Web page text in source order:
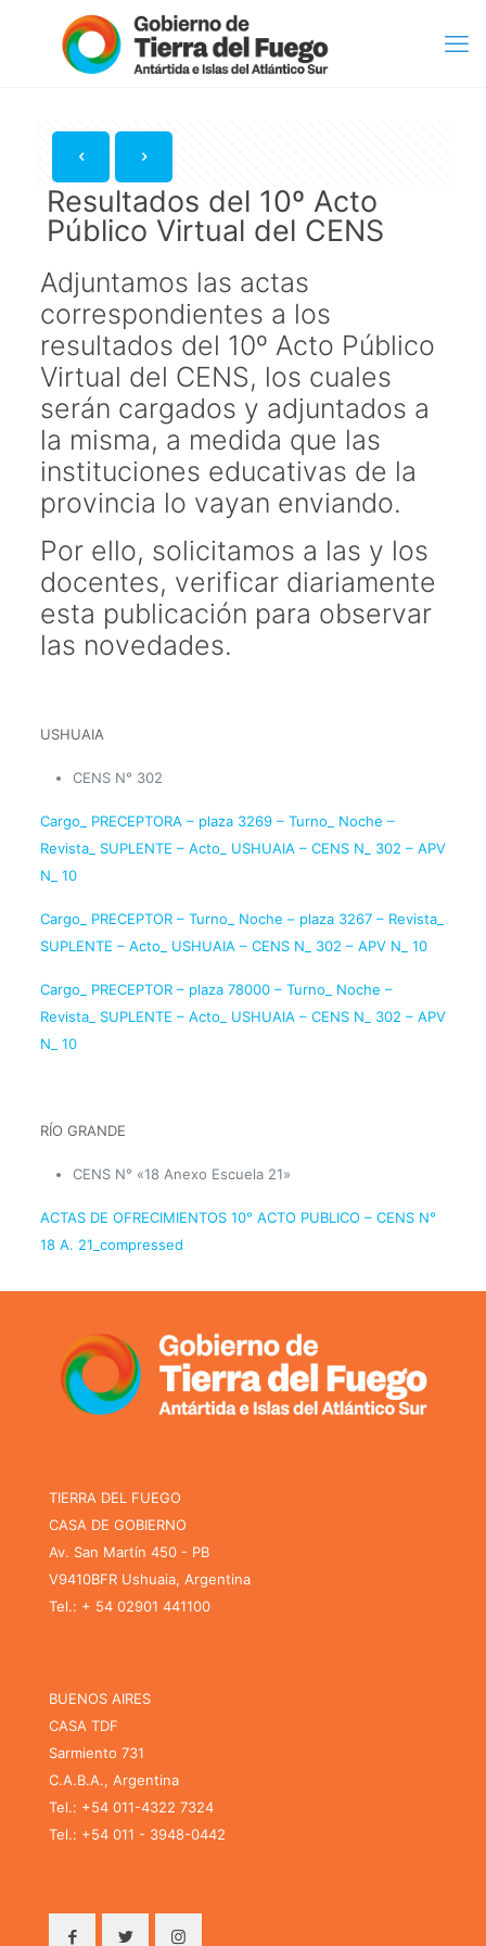
Resultados del 10º Acto
Público Virtual del CENS
Adjuntamos las actas
correspondientes a los
resultados del 10º Acto Público
Virtual del CENS, los cuales
serán cargados y adjuntados a
la misma, a medida que las
instituciones educativas de la
provincia lo vayan enviando.
Por ello, solicitamos a las y los
docentes, verificar diariamente
esta publicación para observar
las novedades.
USHUAIA
CENS N° 302
Cargo_ PRECEPTORA – plaza 3269 – Turno_ Noche –
Revista_ SUPLENTE – Acto_ USHUAIA – CENS N_ 302 – APV
N_ 10
Cargo_ PRECEPTOR – Turno_ Noche – plaza 3267 – Revista_
SUPLENTE – Acto_ USHUAIA – CENS N_ 302 – APV N_ 10
Cargo_ PRECEPTOR – plaza 78000 – Turno_ Noche –
Revista_ SUPLENTE – Acto_ USHUAIA – CENS N_ 302 – APV
N_ 10
RÍO GRANDE
CENS N° «18 Anexo Escuela 21»
ACTAS DE OFRECIMIENTOS 10° ACTO PUBLICO – CENS N°
18 A. 21_compressed
TIERRA DEL FUEGO
CASA DE GOBIERNO
Av. San Martín 450 - PB
V9410BFR Ushuaia, Argentina
Tel.: + 54 02901 441100
BUENOS AIRES
CASA TDF
Sarmiento 731
C.A.B.A., Argentina
Tel.: +54 011-4322 7324
Tel.: +54 011 - 3948-0442